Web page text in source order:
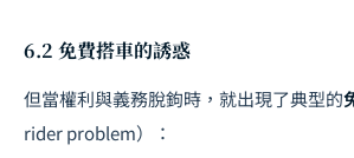
6.2 免費搭車的誘惑
但當權利與義務脫鉤時，就出現了典型的
rider problem）：